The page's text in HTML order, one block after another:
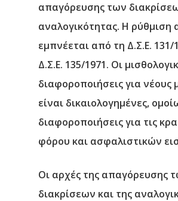
απαγόρευσης των
αναλογικότητας. Η ρύθμιση
εμπνέεται από τη Δ.Σ.Ε. 131/
Δ.Σ.Ε. 135/1971. Οι
διαφοροποιήσεις για νέους
είναι δικαιολογημένες,
διαφοροποιήσεις για τις
φόρου και ασφαλιστικών
Οι αρχές της απαγόρευσης
διακρίσεων και της